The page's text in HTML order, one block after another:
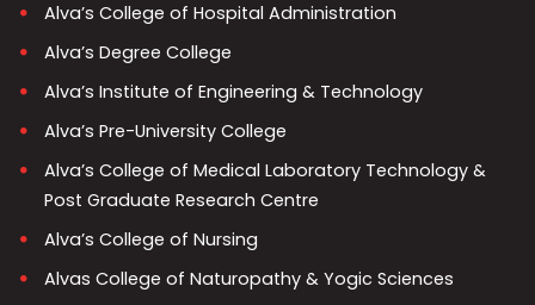
Alva’s College of Hospital Administration
Alva’s Degree College
Alva’s Institute of Engineering & Technology
Alva’s Pre-University College
Alva’s College of Medical Laboratory Technology &
Post Graduate Research Centre
Alva’s College of Nursing
Alvas College of Naturopathy & Yogic Sciences